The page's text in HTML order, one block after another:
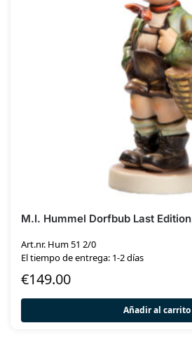
M.I. Hummel Dorfbub Last Edition
Art.nr. Hum 51 2/0
El tiempo de entrega: 1-2 días
€149.00
Añadir al carrito